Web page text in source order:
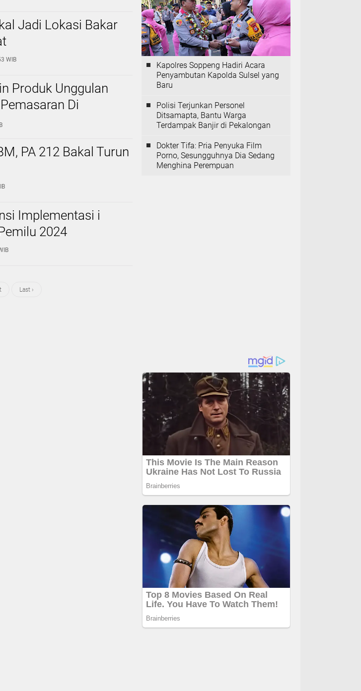
Jadi Lokasi Bakar
WIB
Produk Unggulan
Di
PA 212 Bakal Turun
Implementasi i
2024
Last ›
Kapolres Soppeng Hadiri Acara
Penyambutan Kapolda Sulsel yang
Baru
Polisi Terjunkan Personel
Ditsamapta, Bantu Warga
Terdampak Banjir di Pekalongan
Dokter Tifa: Pria Penyuka Film
Porno, Sesungguhnya Dia Sedang
Menghina Perempuan